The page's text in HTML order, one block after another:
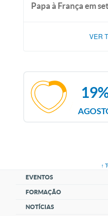
Papa à França em
VER
↑
EVENTOS
FORMAÇÃO
NOTÍCIAS